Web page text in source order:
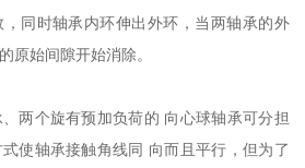
同时轴承内环伸出外环，当两轴承的外
原始间隙开始消除。
两个旋有预加负荷的 向心球轴承可分担
使轴承接触角线同 向而且平行，但为了